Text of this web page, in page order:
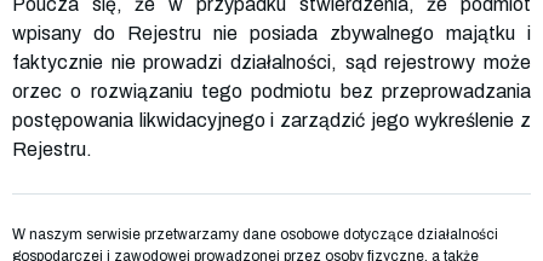
wpisany do Rejestru nie posiada zbywalnego majątku i
faktycznie nie prowadzi działalności, sąd rejestrowy może
orzec o rozwiązaniu tego podmiotu bez przeprowadzania
postępowania likwidacyjnego i zarządzić jego wykreślenie z
Rejestru.
W naszym serwisie przetwarzamy dane osobowe dotyczące działalności
gospodarczej i zawodowej prowadzonej przez osoby fizyczne, a także